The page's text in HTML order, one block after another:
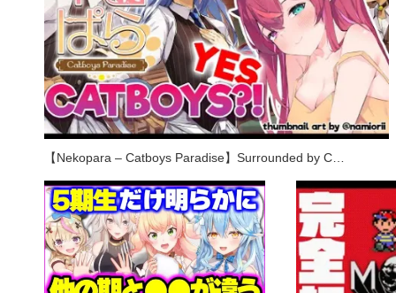
【Nekopara – Catboys Paradise】Surrounded by C…